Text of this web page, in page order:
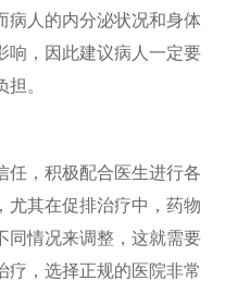
病人的内分泌状况和身体
响，因此建议病人一定要
。
，积极配合医生进行各
尤其在促排治疗中，药物
同情况来调整，这就需要
疗，选择正规的医院非常